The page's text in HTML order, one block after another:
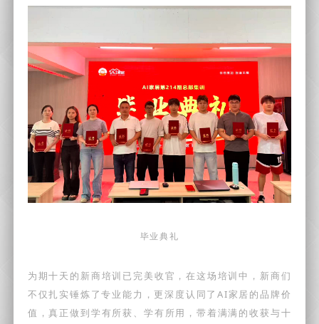
毕业典礼
为期十天的新商培训已完美收官，在这场培训中，新商们
不仅扎实锤炼了专业能力，更深度认同了AI家居的品牌价
值，真正做到学有所获、学有所用，带着满满的收获与十